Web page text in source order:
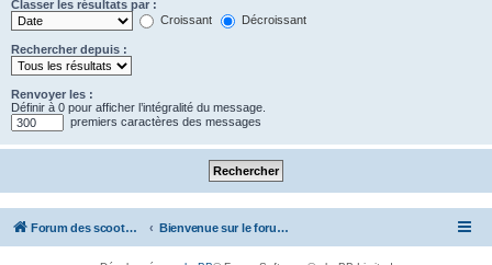
Classer les résultats par :
Croissant
Décroissant
Rechercher depuis :
Renvoyer les :
Définir à 0 pour afficher l’intégralité du message.
premiers caractères des messages
Forum des scooters SYM - GTS -MAXSYM - CRUISYM - JOYMAX - Maxsym TL Bienvenue sur le forum des scooters de la gamme SYM